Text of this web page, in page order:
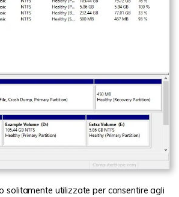
solitamente utilizzate per consentire agli